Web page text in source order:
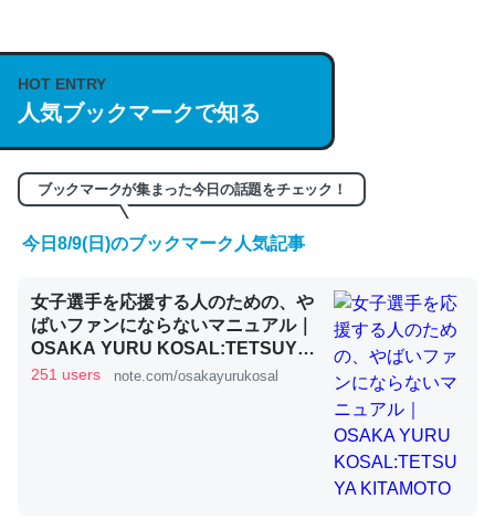
説してる記事が少ないので貴重な良記事。/続編来た
https://isobe324649.hatenablog.com/entry/2023/03/27
/064121
─GPTの仕組みと限界についての考察（１） - conceptualization
くらい。小説でいう「ずっと前の伏線」は回収されないけ
ど、短期記憶というには多い分量。進化すればするほど分
かりやすく強くなりそう
─GPTの仕組みと限界についての考察（１） - conceptualization
HOT ENTRY
人気ブックマークで知る
ブックマークが集まった今日の話題をチェック！
今日8/9(日)のブックマーク人気記事
女子選手を応援する人のための、や
ばいファンにならないマニュアル｜
OSAKA YURU KOSAL:TETSUYA
KITAMOTO
251 users note.com/osakayurukosal